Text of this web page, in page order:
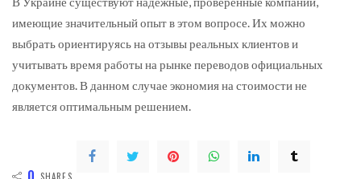
имеющие значительный опыт в этом вопросе. Их можно
выбрать ориентируясь на отзывы реальных клиентов и
учитывать время работы на рынке переводов официальных
документов. В данном случае экономия на стоимости не
является оптимальным решением.
SHARES